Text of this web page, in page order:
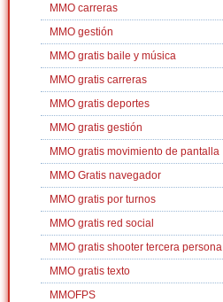
MMO carreras
MMO gestión
MMO gratis baile y música
MMO gratis carreras
MMO gratis deportes
MMO gratis gestión
MMO gratis movimiento de pantalla
MMO Gratis navegador
MMO gratis por turnos
MMO gratis red social
MMO gratis shooter tercera persona
MMO gratis texto
MMOFPS